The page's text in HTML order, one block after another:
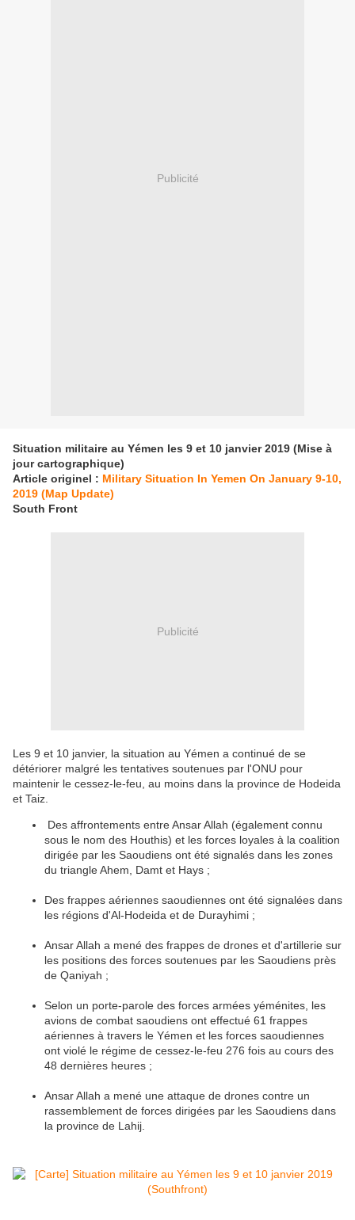
Publicité
Situation militaire au Yémen les 9 et 10 janvier 2019 (Mise à
jour cartographique)
Article originel : Military Situation In Yemen On January 9-10,
2019 (Map Update)
South Front
Publicité
Les 9 et 10 janvier, la situation au Yémen a continué de se
détériorer malgré les tentatives soutenues par l'ONU pour
maintenir le cessez-le-feu, au moins dans la province de Hodeida
et Taiz.
Des affrontements entre Ansar Allah (également connu
sous le nom des Houthis) et les forces loyales à la coalition
dirigée par les Saoudiens ont été signalés dans les zones
du triangle Ahem, Damt et Hays ;
Des frappes aériennes saoudiennes ont été signalées dans
les régions d'Al-Hodeida et de Durayhimi ;
Ansar Allah a mené des frappes de drones et d'artillerie sur
les positions des forces soutenues par les Saoudiens près
de Qaniyah ;
Selon un porte-parole des forces armées yéménites, les
avions de combat saoudiens ont effectué 61 frappes
aériennes à travers le Yémen et les forces saoudiennes
ont violé le régime de cessez-le-feu 276 fois au cours des
48 dernières heures ;
Ansar Allah a mené une attaque de drones contre un
rassemblement de forces dirigées par les Saoudiens dans
la province de Lahij.